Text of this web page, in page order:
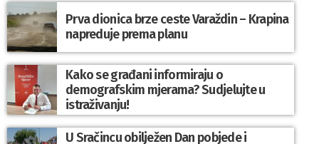
Prva dionica brze ceste Varaždin – Krapina
napreduje prema planu
Kako se građani informiraju o
demografskim mjerama? Sudjelujte u
istraživanju!
U Sračincu obilježen Dan pobjede i